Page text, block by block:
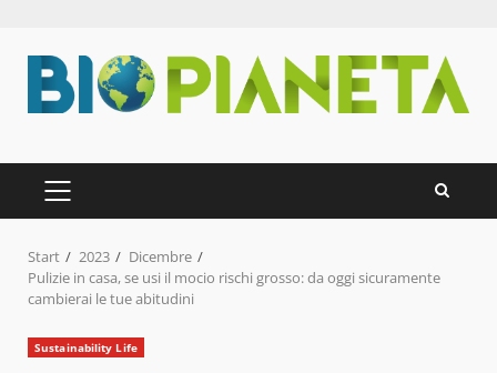
Inhalt
springen
PRIMÄRES
MENÜ
Start 2023
Dicembre
Pulizie in casa, se usi il mocio rischi grosso: da oggi sicuramente
cambierai le tue abitudini
Sustainability Life